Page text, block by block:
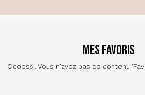
Mes favoris
Ooopss.. Vous n'avez pas de contenu